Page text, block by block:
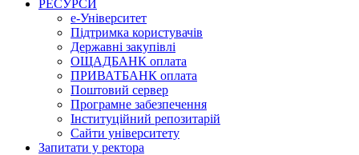
РЕСУРСИ
е-Університет
Підтримка користувачів
Державні закупівлі
ОЩАДБАНК оплата
ПРИВАТБАНК оплата
Поштовий сервер
Програмне забезпечення
Інституційний репозитарій
Сайти університету
Запитати у ректора